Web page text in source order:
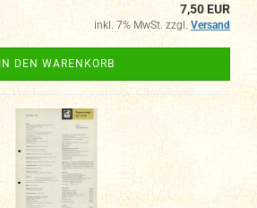
7,50 EUR
inkl. 7% MwSt. zzgl. Versand
IN DEN WARENKORB